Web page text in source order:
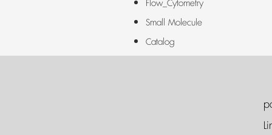
Flow_Cytometry
Small Molecule
Catalog